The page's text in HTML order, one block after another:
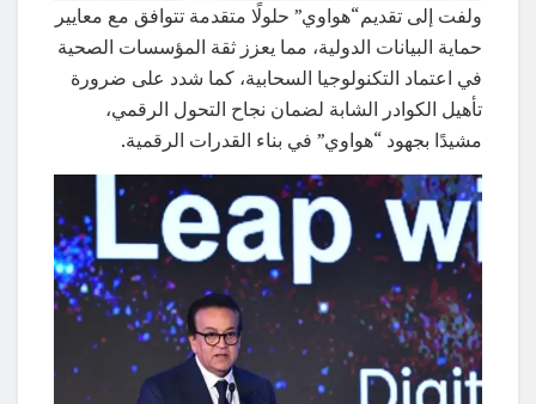
ولفت إلى تقديم“هواوي” حلولًا متقدمة تتوافق مع معايير
حماية البيانات الدولية، مما يعزز ثقة المؤسسات الصحية
في اعتماد التكنولوجيا السحابية، كما شدد على ضرورة
تأهيل الكوادر الشابة لضمان نجاح التحول الرقمي،
مشيدًا بجهود “هواوي” في بناء القدرات الرقمية.